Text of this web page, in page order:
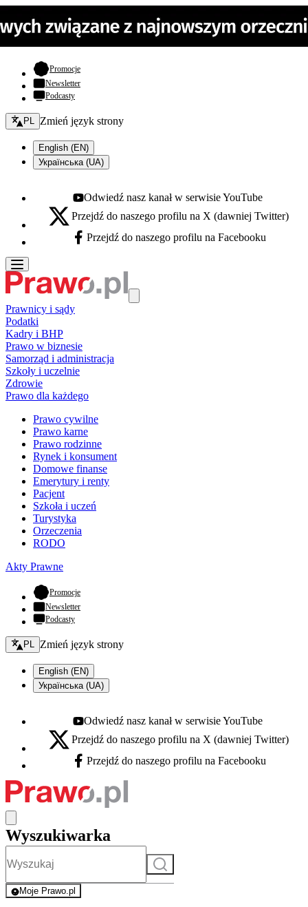
Promocje- otwiera się w nowej karcie
Newsletter
Podcasty
Zmień język - bieżący:
PL Zmień język strony
English (EN)
Українська (UA)
Youtube - otwiera się w nowej karcie
Odwiedź nasz kanał w serwisie YouTube
X - otwiera się w nowej karcie
Przejdź do naszego profilu na X (dawniej Twitter)
Facebook - otwiera się w nowej karcie
Przejdź do naszego profilu na Facebooku
Prawnicy i sądy
Podatki
Kadry i BHP
Prawo w biznesie
Samorząd i administracja
Szkoły i uczelnie
Zdrowie
Prawo dla każdego
Prawo cywilne
Prawo karne
Prawo rodzinne
Rynek i konsument
Domowe finanse
Emerytury i renty
Pacjent
Szkoła i uczeń
Turystyka
Orzeczenia
RODO
Akty Prawne
Promocje- otwiera się w nowej karcie
Newsletter
Podcasty
Zmień język - bieżący:
PL Zmień język strony
English (EN)
Українська (UA)
Youtube - otwiera się w nowej karcie
Odwiedź nasz kanał w serwisie YouTube
X - otwiera się w nowej karcie
Przejdź do naszego profilu na X (dawniej Twitter)
Facebook - otwiera się w nowej karcie
Przejdź do naszego profilu na Facebooku
Wyszukiwarka
Szukaj
Moje Prawo.pl
- rejestracja i logowanie do serwisu